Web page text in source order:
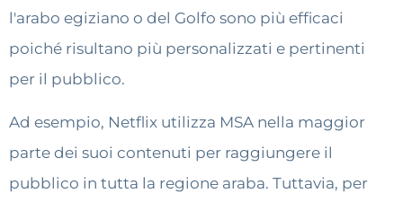
l'arabo egiziano o del Golfo sono più efficaci
poiché risultano più personalizzati e pertinenti
per il pubblico.
Ad esempio, Netflix utilizza MSA nella maggior
parte dei suoi contenuti per raggiungere il
pubblico in tutta la regione araba. Tuttavia, per